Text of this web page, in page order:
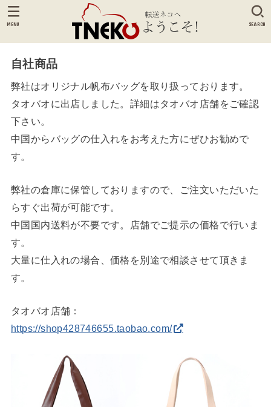
SEARCH
MENU
自社商品
弊社はオリジナル帆布バッグを取り扱っております。
タオバオに出店しました。詳細はタオバオ店舗をご確認
下さい。
中国からバッグの仕入れをお考えた方にぜひお勧めで
す。
弊社の倉庫に保管しておりますので、ご注文いただいた
らすぐ出荷が可能です。
中国国内送料が不要です。店舗でご提示の価格で行いま
す。
大量に仕入れの場合、価格を別途で相談させて頂きま
す。
タオバオ店舗：
https://shop428746655.taobao.com/